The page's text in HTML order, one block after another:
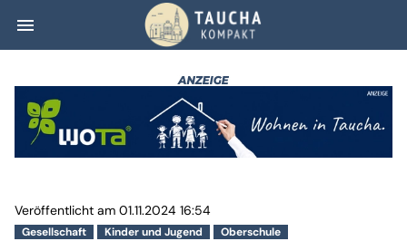
menu
Gesellschaft Kinder und Jugend Oberschule
Veröffentlicht am 01.11.2024 16:54